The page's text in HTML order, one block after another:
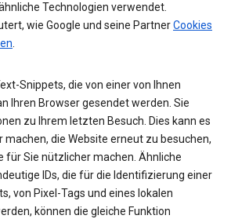
Technologien verwendet.
wie Google und seine PartnerCookies
.
Snippets, die von einer von Ihnen
Ihren Browser gesendet werden. Sie
zu Ihrem letzten Besuch. Dies kann es
machen, die Website erneut zu besuchen,
für Sie nützlicher machen. Ähnliche
IDs, die für die Identifizierung einer
von Pixel-Tags und eines lokalen
können die gleiche Funktion